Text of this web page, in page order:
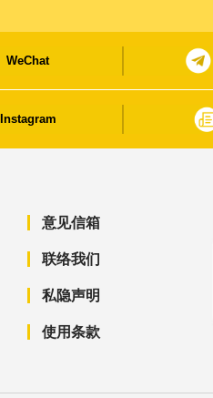
WeChat
Instagram
意见信箱
联络我们
私隐声明
使用条款